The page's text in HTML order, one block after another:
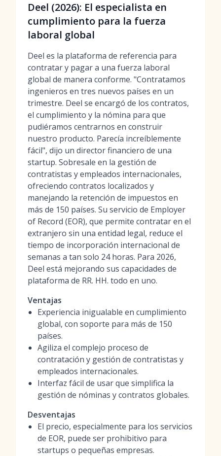
Deel (2026): El especialista en
cumplimiento para la fuerza
laboral global
Deel es la plataforma de referencia para
contratar y pagar a una fuerza laboral
global de manera conforme. "Contratamos
ingenieros en tres nuevos países en un
trimestre. Deel se encargó de los contratos,
el cumplimiento y la nómina para que
pudiéramos centrarnos en construir
nuestro producto. Parecía increíblemente
fácil", dijo un director financiero de una
startup. Sobresale en la gestión de
contratistas y empleados internacionales,
ofreciendo contratos localizados y
manejando la retención de impuestos en
más de 150 países. Su servicio de Employer
of Record (EOR), que permite contratar en el
extranjero sin una entidad legal, reduce el
tiempo de incorporación internacional de
semanas a tan solo 24 horas. Para 2026,
Deel está mejorando sus capacidades de
plataforma de RR. HH. todo en uno.
Ventajas
Experiencia inigualable en cumplimiento
global, con soporte para más de 150
países.
Agiliza el complejo proceso de
contratación y gestión de contratistas y
empleados internacionales.
Interfaz fácil de usar que simplifica la
gestión de nóminas y contratos globales.
Desventajas
El precio, especialmente para los servicios
de EOR, puede ser prohibitivo para
startups o pequeñas empresas.